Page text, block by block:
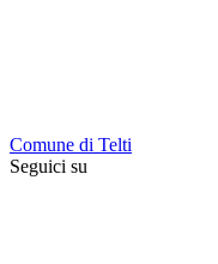
Comune di Telti
Seguici su